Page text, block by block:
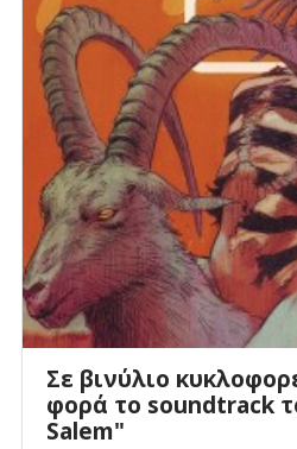
Σε βινύλιο
φορά το soundtrack
Salem"